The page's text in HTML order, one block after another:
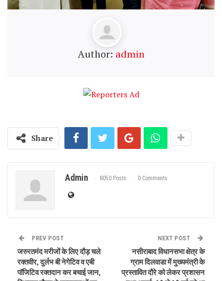
Author: admin
Share
Admin 8050 Posts 0 Comments
PREV POST
जरुरतमंद मरीजों के लिए दौड़ चले
रक्तवीर, दुर्लभ बी नेगेटिव व एबी
पाॅजिटिव रक्तदान कर बचाई जान,
NEXT POST
नसीराबाद विधानसभा क्षेत्र के
ग्राम दिलवाडा में मुख्यमंत्री के
प्रस्तावित दौरे को लेकर प्रशासन